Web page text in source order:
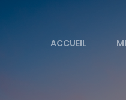
ACCUEIL